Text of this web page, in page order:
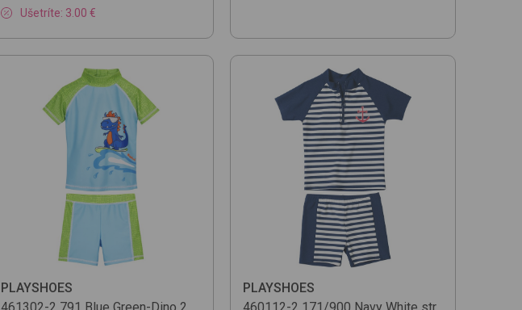
Ušetríte: 3.00 €
PLAYSHOES
PLAYSHOES